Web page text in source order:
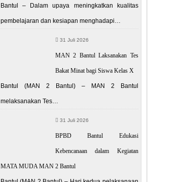
Bantul – Dalam upaya meningkatkan kualitas
pembelajaran dan kesiapan menghadapi…
31 Juli 2026
MAN 2 Bantul Laksanakan Tes
Bakat Minat bagi Siswa Kelas X
Bantul (MAN 2 Bantul) – MAN 2 Bantul
melaksanakan Tes…
31 Juli 2026
BPBD Bantul Edukasi
Kebencanaan dalam Kegiatan
MATA MUDA MAN 2 Bantul